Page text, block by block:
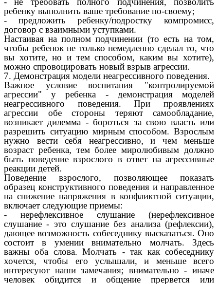
ребенку выполнить ваше требование по-своему;
- предложить ребенку/подростку компромисс,
договор с взаимными уступками.
Настаивая на полном подчинении (то есть на том,
чтобы ребенок не только немедленно сделал то, что
вы хотите, но и тем способом, каким вы хотите),
можно спровоцировать новый взрыв агрессии.
7. Демонстрация модели неагрессивного поведения.
Важное условие воспитания "контролируемой
агрессии" у ребенка - демонстрация моделей
неагрессивного поведения. При проявлениях
агрессии обе стороны теряют самообладание,
возникает дилемма - бороться за свою власть или
разрешить ситуацию мирным способом. Взрослым
нужно вести себя неагрессивно, и чем меньше
возраст ребенка, тем более миролюбивым должно
быть поведение взрослого в ответ на агрессивные
реакции детей.
Поведение взрослого, позволяющее показать
образец конструктивного поведения и направленное
на снижение напряжения в конфликтной ситуации,
включает следующие приемы:
- нерефлексивное слушание (нерефлексивное
слушание - это слушание без анализа (рефлексии),
дающее возможность собеседнику высказаться. Оно
состоит в умении внимательно молчать. Здесь
важны оба слова. Молчать - так как собеседнику
хочется, чтобы его услышали, и меньше всего
интересуют наши замечания; внимательно - иначе
человек обидится и общение прервется или